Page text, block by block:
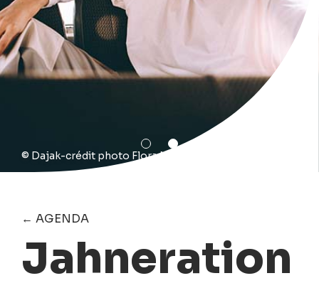
© Dajak-crédit photo Flora Métayer_4283'
← AGENDA
Jahneration